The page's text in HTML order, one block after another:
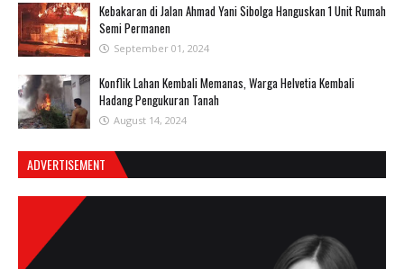
Kebakaran di Jalan Ahmad Yani Sibolga Hanguskan 1 Unit Rumah
Semi Permanen
September 01, 2024
Konflik Lahan Kembali Memanas, Warga Helvetia Kembali
Hadang Pengukuran Tanah
August 14, 2024
ADVERTISEMENT